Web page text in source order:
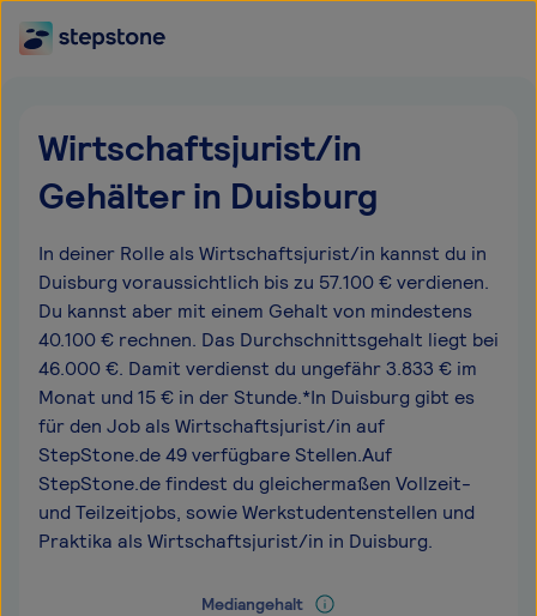
Wirtschaftsjurist/in
Gehälter in Duisburg
In deiner Rolle als Wirtschaftsjurist/in kannst du in
Duisburg voraussichtlich bis zu 57.100 € verdienen.
Du kannst aber mit einem Gehalt von mindestens
40.100 € rechnen. Das Durchschnittsgehalt liegt bei
46.000 €. Damit verdienst du ungefähr 3.833 € im
Monat und 15 € in der Stunde.*In Duisburg gibt es
für den Job als Wirtschaftsjurist/in auf
StepStone.de 49 verfügbare Stellen.Auf
StepStone.de findest du gleichermaßen Vollzeit-
und Teilzeitjobs, sowie Werkstudentenstellen und
Praktika als Wirtschaftsjurist/in in Duisburg.
Mediangehalt